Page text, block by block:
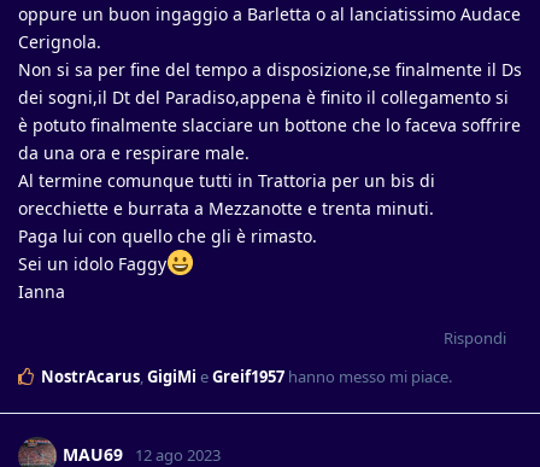
oppure un buon ingaggio a Barletta o al lanciatissimo Audace
Cerignola.
Non si sa per fine del tempo a disposizione,se finalmente il Ds
dei sogni,il Dt del Paradiso,appena è finito il collegamento si
è potuto finalmente slacciare un bottone che lo faceva soffrire
da una ora e respirare male.
Al termine comunque tutti in Trattoria per un bis di
orecchiette e burrata a Mezzanotte e trenta minuti.
Paga lui con quello che gli è rimasto.
Sei un idolo Faggy
Ianna
Rispondi
NostrAcarus,GigiMi eGreif1957 hanno messo mi piace.
MAU69 12 ago 2023